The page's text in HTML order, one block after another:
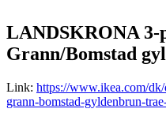
LANDSKRONA 3-
Grann/Bomstad
Link: https://www.ikea.com/
grann-bomstad-gyldenbrun-